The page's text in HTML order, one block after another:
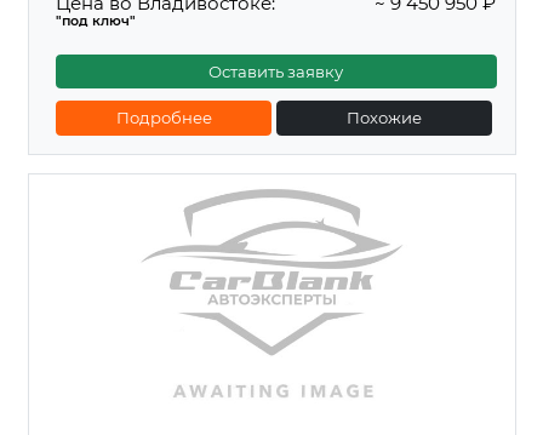
"под ключ"
Оставить заявку
Подробнее Похожие